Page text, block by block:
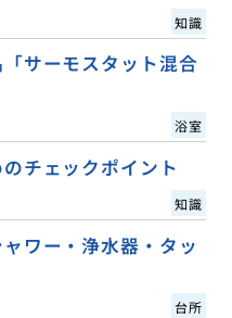
知識
サーモスタット混合
浴室
チェックポイント
知識
ワー・浄水器・タッ
台所